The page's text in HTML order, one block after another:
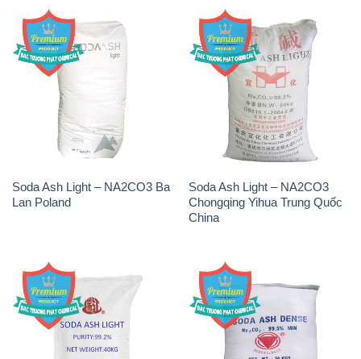
Soda Ash Light – NA2CO3 Ba
Lan Poland
Soda Ash Light – NA2CO3
Chongqing Yihua Trung Quốc
China